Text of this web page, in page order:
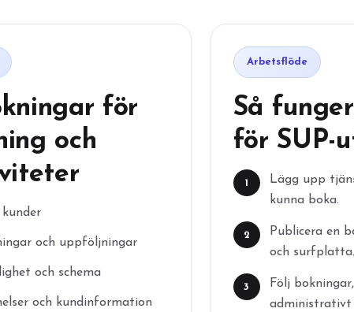
för
och
och uppföljningar
och schema
och kundinformation
Arbetsflöde
Så
för SUP-
1
Lägg upp
kunna boka.
2
Publicera en
och surfplatta.
3
Följ
administrativt